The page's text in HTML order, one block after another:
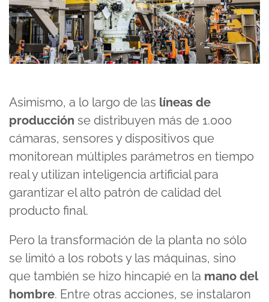
Asimismo, a lo largo de las líneas de
producción se distribuyen más de 1.000
cámaras, sensores y dispositivos que
monitorean múltiples parámetros en tiempo
real y utilizan inteligencia artificial para
garantizar el alto patrón de calidad del
producto final.
Pero la transformación de la planta no sólo
se limitó a los robots y las máquinas, sino
que también se hizo hincapié en la mano del
hombre. Entre otras acciones, se instalaron